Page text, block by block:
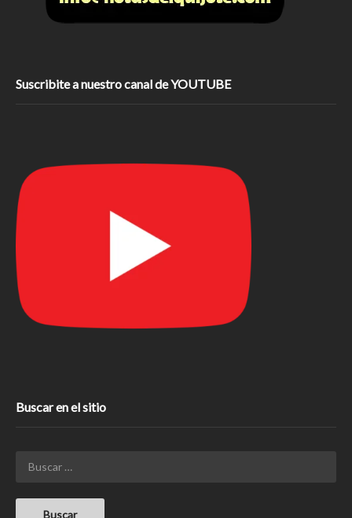
Suscribite a nuestro canal de YOUTUBE
Buscar en el sitio